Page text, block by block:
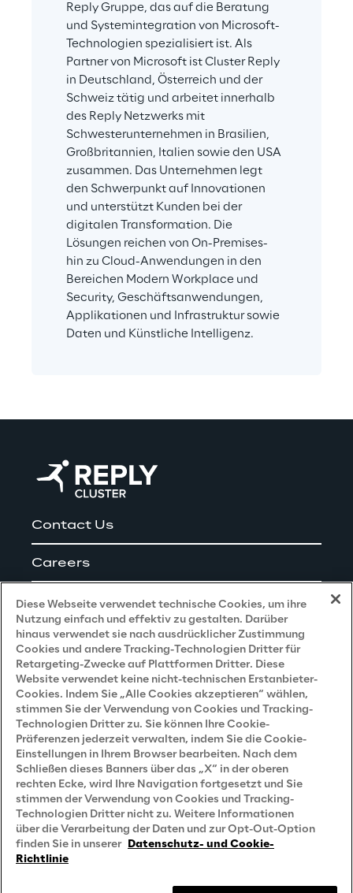
Reply Gruppe, das auf die Beratung
und Systemintegration von Microsoft-
Technologien spezialisiert ist. Als
Partner von Microsoft ist Cluster Reply
in Deutschland, Österreich und der
Schweiz tätig und arbeitet innerhalb
des Reply Netzwerks mit
Schwesterunternehmen in Brasilien,
Großbritannien, Italien sowie den USA
zusammen. Das Unternehmen legt
den Schwerpunkt auf Innovationen
und unterstützt Kunden bei der
digitalen Transformation. Die
Lösungen reichen von On-Premises-
hin zu Cloud-Anwendungen in den
Bereichen Modern Workplace und
Security, Geschäftsanwendungen,
Applikationen und Infrastruktur sowie
Daten und Künstliche Intelligenz.
Contact Us
Careers
Impressum
Privacy and Legal
Datenschutz- und Cookie Richtlinie
Datenschutzhinweis(Bewerber)
Datenschutzhinweis (Kunden)
Datenschutzhinweis(Dienstleister)
Datenschutzhinweis(Marketing)
Grundsatzerklärung - LKSG (Deutschland)
Diese Webseite verwendet technische Cookies, um ihre
Nutzung einfach und effektiv zu gestalten. Darüber
hinaus verwendet sie nach ausdrücklicher Zustimmung
Cookies und andere Tracking-Technologien Dritter für
Retargeting-Zwecke auf Plattformen Dritter. Diese
Website verwendet keine nicht-technischen Erstanbieter-
Cookies. Indem Sie „Alle Cookies akzeptieren“ wählen,
stimmen Sie der Verwendung von Cookies und Tracking-
Technologien Dritter zu. Sie können Ihre Cookie-
Präferenzen jederzeit verwalten, indem Sie die Cookie-
Einstellungen in Ihrem Browser bearbeiten. Nach dem
Schließen dieses Banners über das „X“ in der oberen
rechten Ecke, wird Ihre Navigation fortgesetzt und Sie
stimmen der Verwendung von Cookies und Tracking-
Technologien Dritter nicht zu. Weitere Informationen
über die Verarbeitung der Daten und zur Opt-Out-Option
finden Sie in unserer Datenschutz- und Cookie-
Richtlinie